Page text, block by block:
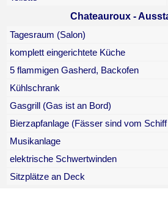
Chateauroux -
Tagesraum (Salon)
komplett eingerichtete Küche
5 flammigen Gasherd, Backofen
Kühlschrank
Gasgrill (Gas ist an Bord)
Bierzapfanlage (Fässer sind vom
Musikanlage
elektrische Schwertwinden
Sitzplätze an Deck